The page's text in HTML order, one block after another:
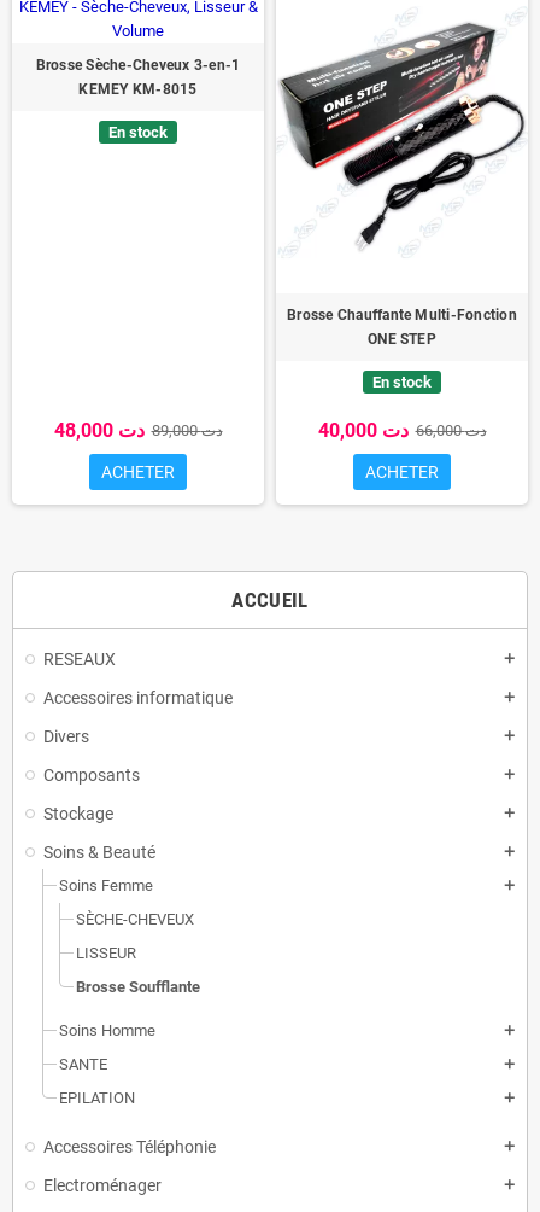
ACCUEIL
RESEAUX add
Accessoires informatique add
Divers add
Composants add
Stockage add
Soins & Beauté add
Soins Femme add
SÈCHE-CHEVEUX
LISSEUR
Brosse Soufflante
Soins Homme add
SANTE add
EPILATION add
Accessoires Téléphonie add
Electroménager add
Brosse Sèche-Cheveux 3-en-1
KEMEY KM-8015
En stock
48,000 دت 89,000 دت
ACHETER
Brosse Chauffante Multi-Fonction
ONE STEP
En stock
40,000 دت 66,000 دت
ACHETER